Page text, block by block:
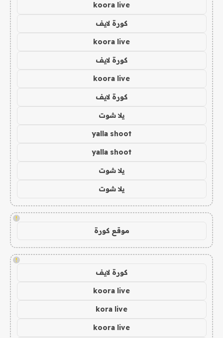
koora live
كورة لايف
koora live
كورة لايف
koora live
كورة لايف
يلا شوت
yalla shoot
yalla shoot
يلا شوت
يلا شوت
!
موقع كورة
!
كورة لايف
koora live
kora live
koora live